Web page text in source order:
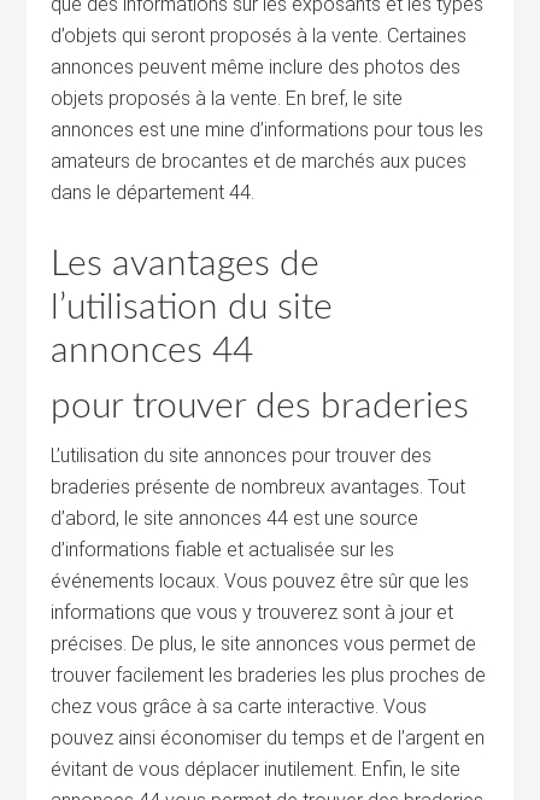
d’objets qui seront proposés à la vente. Certaines
annonces peuvent même inclure des photos des
objets proposés à la vente. En bref, le site
annonces est une mine d’informations pour tous les
amateurs de brocantes et de marchés aux puces
dans le département 44.
Les avantages de
l’utilisation du site
annonces 44
pour trouver des braderies
L’utilisation du site annonces pour trouver des
braderies présente de nombreux avantages. Tout
d’abord, le site annonces 44 est une source
d’informations fiable et actualisée sur les
événements locaux. Vous pouvez être sûr que les
informations que vous y trouverez sont à jour et
précises. De plus, le site annonces vous permet de
trouver facilement les braderies les plus proches de
chez vous grâce à sa carte interactive. Vous
pouvez ainsi économiser du temps et de l’argent en
évitant de vous déplacer inutilement. Enfin, le site